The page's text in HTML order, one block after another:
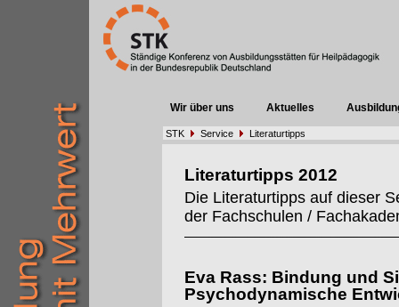
Wir über uns Aktuelles
STK Service Literaturtipps
Literaturtipps 2012
Die Literaturtipps auf dieser
der Fachschulen /
Eva Rass: Bindung und
Psychodynamische